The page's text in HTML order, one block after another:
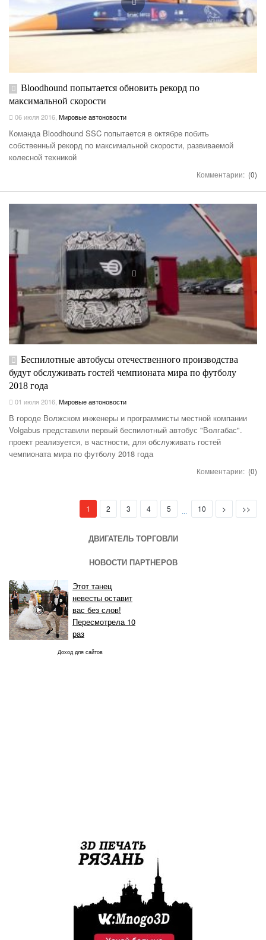
Bloodhound попытается обновить рекорд по
максимальной скорости
06 июля 2016 Мировые автоновости
Команда Bloodhound SSC попытается в октябре побить
собственный рекорд по максимальной скорости, развиваемой
колесной техникой
Комментарии: (0)
Беспилотные автобусы отечественного производства
будут обслуживать гостей чемпионата мира по футболу
2018 года
01 июля 2016 Мировые автоновости
В городе Волжском инженеры и программисты местной компании
Volgabus представили первый беспилотный автобус "Волгабас".
проект реализуется, в частности, для обслуживать гостей
чемпионата мира по футболу 2018 года
Комментарии: (0)
1 (current)
2 3 4 5 ... 10 > >>
ДВИГАТЕЛЬ ТОРГОВЛИ
НОВОСТИ ПАРТНЕРОВ
Этот танец
невесты оставит
вас без слов!
Пересмотрела 10
раз
Доход для сайтов